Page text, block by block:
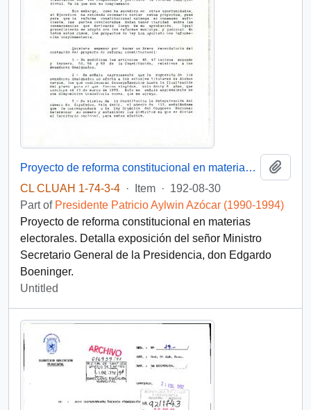
Proyecto de reforma constitucional en materias electorales
CL CLUAH 1-74-3-4 · Item · 192-08-30
Part of Presidente Patricio Aylwin Azócar (1990-1994)
Proyecto de reforma constitucional en materias
electorales. Detalla exposición del señor Ministro
Secretario General de la Presidencia, don Edgardo
Boeninger.
Untitled